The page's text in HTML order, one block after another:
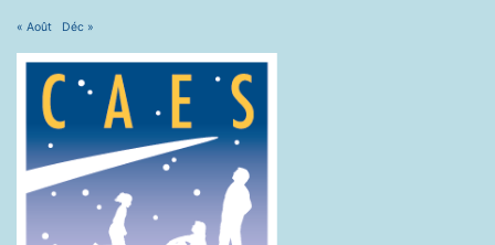
« Août Déc »